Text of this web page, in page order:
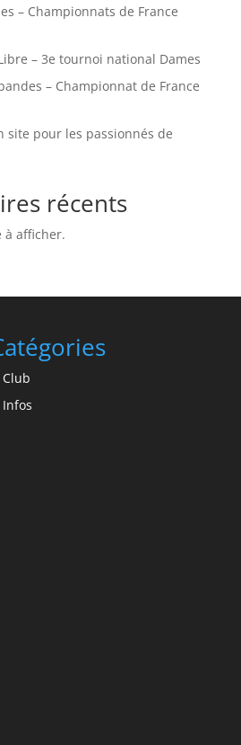
– Championnats de France
– 3e tournoi national Dames
– Championnat de France
site pour les passionnés de
récents
à afficher.
Club
Infos